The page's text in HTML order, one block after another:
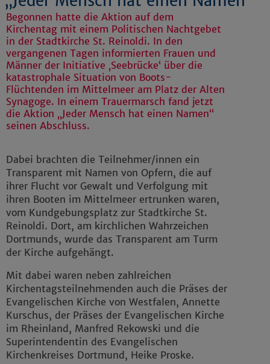
Begonnen hatte die Aktion auf dem
Kirchentag mit einem Politischen Nachtgebet
in der Stadtkirche St. Reinoldi. In den
vergangenen Tagen informierten Frauen und
Männer der Initiative ‚Seebrücke‘ über die
katastrophale Situation von Boots-
Flüchtenden im Mittelmeer am Platz der Alten
Synagoge. In einem Trauermarsch fand jetzt
die Aktion „Jeder Mensch hat einen Namen“
seinen Abschluss.
Dabei brachten die Teilnehmer/innen ein
Transparent mit Namen von Opfern, die auf
ihrer Flucht vor Gewalt und Verfolgung mit
ihren Booten im Mittelmeer ertrunken waren,
vom Kundgebungsplatz zur Stadtkirche St.
Reinoldi. Dort, am kirchlichen Wahrzeichen
Dortmunds, wurde das Transparent am Turm
der Kirche aufgehängt.
Mit dabei waren neben zahlreichen
Kirchentagsteilnehmenden auch die Präses der
Evangelischen Kirche von Westfalen, Annette
Kurschus, der Präses der Evangelischen Kirche
im Rheinland, Manfred Rekowski und die
Superintendentin des Evangelischen
Kirchenkreises Dortmund, Heike Proske.